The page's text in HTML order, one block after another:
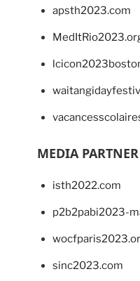
apsth2023.com
MEDIA
isth2022.com
p2b2pabi2023-
sinc2023.com